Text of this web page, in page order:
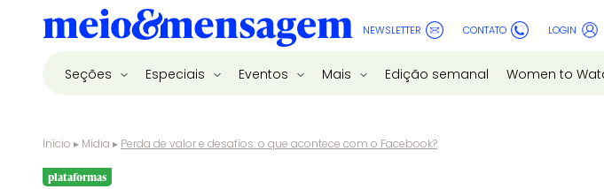
NEWSLETTER CONTATO LOGIN
Seções Especiais Eventos Mais Edição semanal Women to
Início ▸ Mídia ▸ Perda de valor e desafios: o que acontece com o Facebook?
plataformas